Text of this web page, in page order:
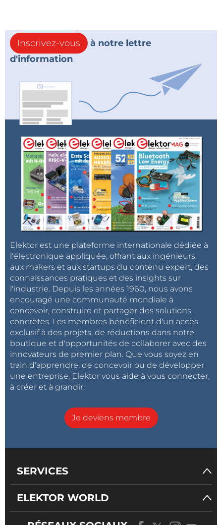
Inscrivez-vous
à notre lettre
d'information
Elektor est une plateforme internationale dédiée à
l'électronique appliquée, offrant aux ingénieurs,
aux makers et aux startups du contenu expert, des
connaissances pratiques et des insights sur
l'industrie. Depuis les années 1960, nous avons
encouragé une communauté mondiale à
concevoir, construire et partager des solutions
concrètes. Les membres bénéficient d'un accès
exclusif à des projets, de réductions dans notre
boutique et d'opportunités de collaborer avec des
innovateurs de premier plan. Que vous soyez en
train d'apprendre, de concevoir ou de développer
une entreprise, Elektor vous aide à vous connecter,
à créer et à grandir.
Je deviens membre
SERVICES
ELEKTOR WORLD